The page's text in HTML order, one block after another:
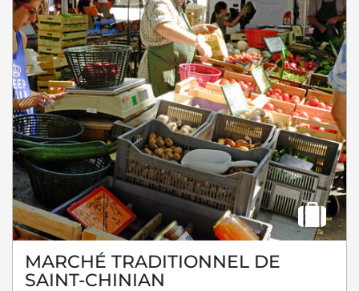
MARCHÉ TRADITIONNEL DE
SAINT-CHINIAN